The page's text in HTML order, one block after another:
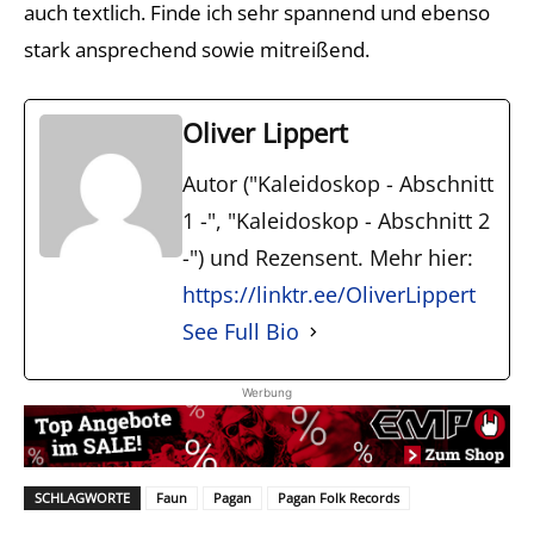
auch textlich. Finde ich sehr spannend und ebenso
stark ansprechend sowie mitreißend.
Oliver Lippert
Autor ("Kaleidoskop - Abschnitt
1 -", "Kaleidoskop - Abschnitt 2
-") und Rezensent. Mehr hier:
https://linktr.ee/OliverLippert
See Full Bio
Werbung
SCHLAGWORTE Faun Pagan Pagan Folk Records